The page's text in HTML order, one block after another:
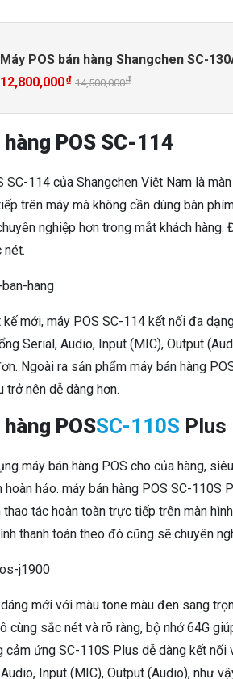
Máy POS bán hàng Shangchen SC-
12,800,000₫ 14,500,000₫
POS SC-114
SC-114 của Shangchen Việt Nam là
trên máy mà không cần dùng bàn
nghiệp hơn trong mắt khách
nét.
mới, máy POS SC-114 kết nối đa
Serial, Audio, Input (MIC), Output
Ngoài ra sản phẩm máy bán hàng
trở nên dễ dàng hơn.
POSSC-110S Plus
máy bán hàng POS cho của hàng,
hoàn hảo. máy bán hàng POS SC-
thao tác hoàn toàn trực tiếp trên màn
thanh toán theo đó cũng sẽ chuyên
mới với màu tone màu đen sang
cùng sắc nét và rõ ràng, bộ nhớ 64G
cảm ứng SC-110S Plus dễ dàng kết
Input (MIC), Output (Audio), như